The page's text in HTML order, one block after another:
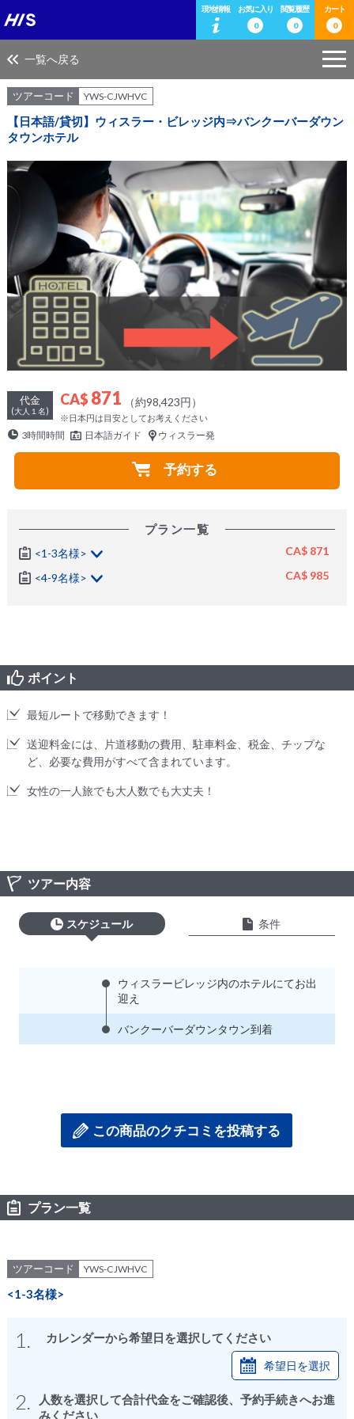
現地情報
お気に入り
0
閲覧履歴
0
カート
0
一覧へ戻る
ツアーコード YWS-CJWHVC
【日本語/貸切】ウィスラー・ビレッジ内⇒バンクーバーダウン
タウンホテル
代金
(大人１名)
CA$ 871 （約98,423円）
※日本円は目安としてお考えください
3時間時間 日本語ガイド ウィスラー発
予約する
プラン一覧
<1-3名様>
CA$ 871
<4-9名様>
CA$ 985
ポイント
最短ルートで移動できます！
送迎料金には、片道移動の費用、駐車料金、税金、チップな
ど、必要な費用がすべて含まれています。
女性の一人旅でも大人数でも大丈夫！
ツアー内容
スケジュール 条件
ウィスラービレッジ内のホテルにてお出
迎え
バンクーバーダウンタウン到着
この商品のクチコミを投稿する
プラン一覧
ツアーコード YWS-CJWHVC
<1-3名様>
1. カレンダーから希望日を選択してください
希望日を選択
2.
人数を選択して合計代金をご確認後、予約手続きへお進
みください